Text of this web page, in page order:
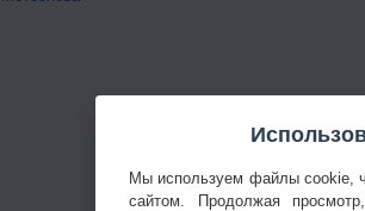
Мы используем файлы cookie,
сайтом. Продолжая